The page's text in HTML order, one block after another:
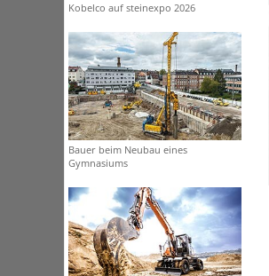
Kobelco auf steinexpo 2026
Bauer beim Neubau eines
Gymnasiums